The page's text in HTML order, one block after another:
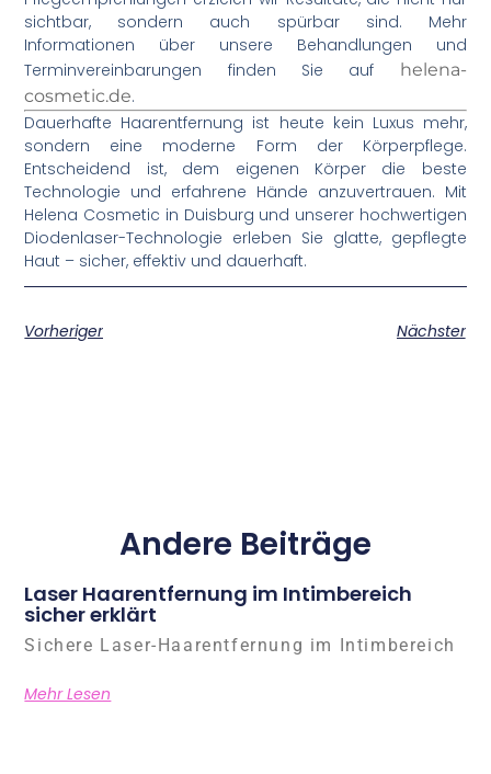
sichtbar, sondern auch spürbar sind. Mehr
Informationen über unsere Behandlungen und
Terminvereinbarungen finden Sie auf helena-
cosmetic.de.
Dauerhafte Haarentfernung ist heute kein Luxus mehr,
sondern eine moderne Form der Körperpflege.
Entscheidend ist, dem eigenen Körper die beste
Technologie und erfahrene Hände anzuvertrauen. Mit
Helena Cosmetic in Duisburg und unserer hochwertigen
Diodenlaser-Technologie erleben Sie glatte, gepflegte
Haut – sicher, effektiv und dauerhaft.
Vorheriger Nächster
Andere Beiträge
Laser Haarentfernung im Intimbereich
sicher erklärt
Sichere Laser-Haarentfernung im Intimbereich
Mehr Lesen